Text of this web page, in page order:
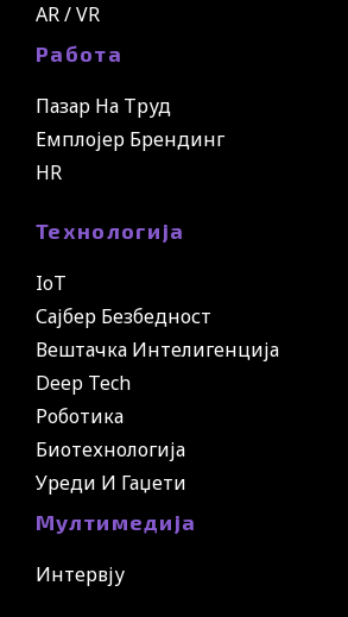
AR / VR
Работа
Пазар На Труд
Емплојер Брендинг
HR
Технологија
IoT
Сајбер Безбедност
Вештачка Интелигенција
Deep Tech
Роботика
Биотехнологија
Уреди И Гаџети
Мултимедија
Интервју